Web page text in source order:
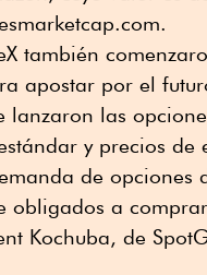
también
apostar por el
lanzaron las
y precios
de opciones
obligados a
Kochuba, de